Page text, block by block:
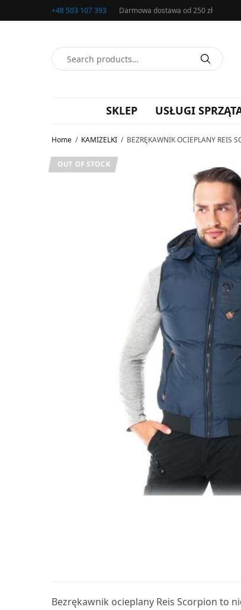
+48 503 107 393 Darmowa dostawa od 250 zł
SKLEP USŁUGI
Home / KAMIZELKI / BEZRĘKAWNIK OCIEPLANY REIS
OUT OF STOCK
Bezrękawnik ocieplany Reis Scorpion to